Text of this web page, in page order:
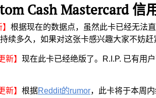
Cash Mastercard 信
根据现在的数据点，虽然此卡已经无法
续多久，如果对这张卡感兴趣大家不妨赶
新】 现在此卡已经绝版了。R.I.P. 已有用
新】 根据Reddit的rumor，此卡将于本周内